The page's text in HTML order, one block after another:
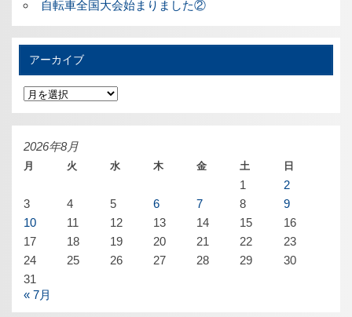
自転車全国大会始まりました②
アーカイブ
ア
ー
カ
イ
2026年8月
月 火 水 木 金 土 日
1
2
3
4 5 6 7 8
9
10
11 12 13 14 15
16
17
18 19 20 21 22
23
24
25 26 27 28 29
30
31
« 7月